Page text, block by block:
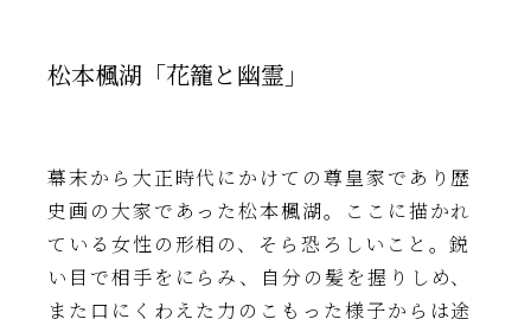
松本楓湖「花籠と幽霊」
幕末から大正時代にかけての尊皇家であり歴
史画の大家であった松本楓湖。ここに描かれ
ている女性の形相の、そら恐ろしいこと。鋭
い目で相手をにらみ、自分の髪を握りしめ、
また口にくわえた力のこもった様子からは途